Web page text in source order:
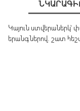
Կայուն
երանգներով. շատ